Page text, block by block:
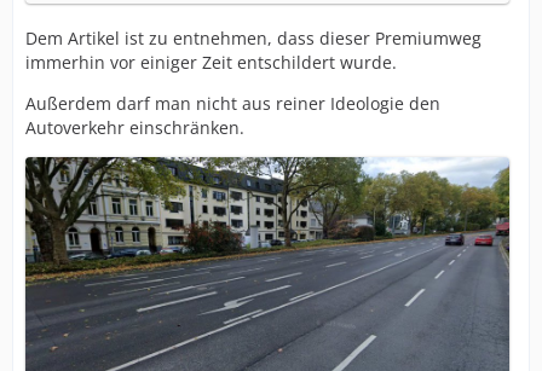
Dem Artikel ist zu entnehmen, dass dieser Premiumweg
immerhin vor einiger Zeit entschildert wurde.
Außerdem darf man nicht aus reiner Ideologie den
Autoverkehr einschränken.